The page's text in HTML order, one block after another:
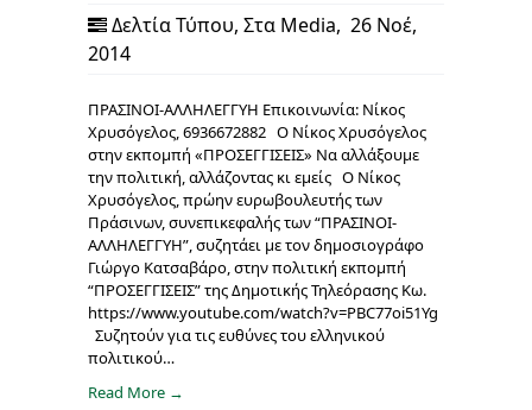
Δελτία Τύπου, Στα Media, 26 Νοέ,
2014
ΠΡΑΣΙΝΟΙ-ΑΛΛΗΛΕΓΓΥΗ Επικοινωνία: Νίκος
Χρυσόγελος, 6936672882 Ο Νίκος Χρυσόγελος
στην εκπομπή «ΠΡΟΣΕΓΓΙΣΕΙΣ» Να αλλάξουμε
την πολιτική, αλλάζοντας κι εμείς Ο Νίκος
Χρυσόγελος, πρώην ευρωβουλευτής των
Πράσινων, συνεπικεφαλής των “ΠΡΑΣΙΝΟΙ-
ΑΛΛΗΛΕΓΓΥΗ”, συζητάει με τον δημοσιογράφο
Γιώργο Κατσαβάρο, στην πολιτική εκπομπή
“ΠΡΟΣΕΓΓΙΣΕΙΣ” της Δημοτικής Τηλεόρασης Κω.
https://www.youtube.com/watch?v=PBC77oi51Yg
Συζητούν για τις ευθύνες του ελληνικού
πολιτικού…
Read More →